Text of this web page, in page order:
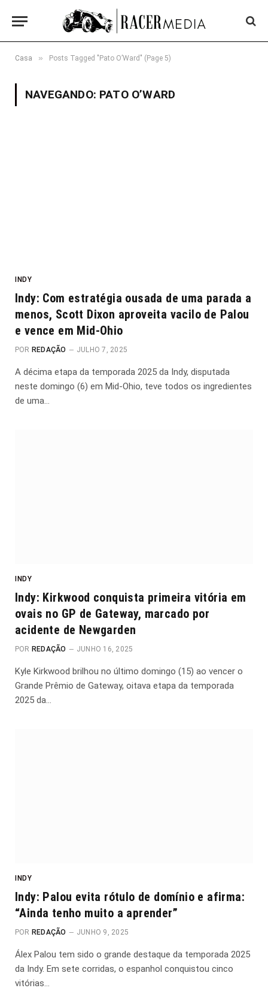
Casa » Posts Tagged "Pato O’Ward" (Page 5)
NAVEGANDO: PATO O’WARD
INDY
Indy: Com estratégia ousada de uma parada a
menos, Scott Dixon aproveita vacilo de Palou
e vence em Mid-Ohio
POR REDAÇÃO JULHO 7, 2025
A décima etapa da temporada 2025 da Indy, disputada
neste domingo (6) em Mid-Ohio, teve todos os ingredientes
de uma…
INDY
Indy: Kirkwood conquista primeira vitória em
ovais no GP de Gateway, marcado por
acidente de Newgarden
POR REDAÇÃO JUNHO 16, 2025
Kyle Kirkwood brilhou no último domingo (15) ao vencer o
Grande Prêmio de Gateway, oitava etapa da temporada
2025 da…
INDY
Indy: Palou evita rótulo de domínio e afirma:
“Ainda tenho muito a aprender”
POR REDAÇÃO JUNHO 9, 2025
Álex Palou tem sido o grande destaque da temporada 2025
da Indy. Em sete corridas, o espanhol conquistou cinco
vitórias…